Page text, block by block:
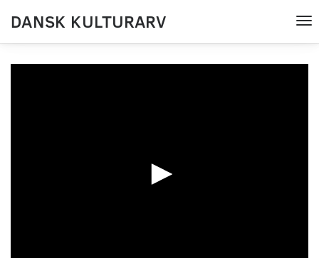
DANSK KULTURARV